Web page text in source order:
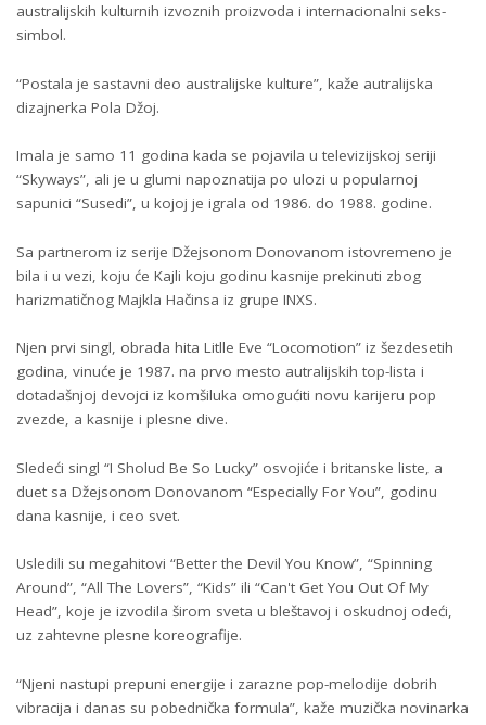
australijskih kulturnih izvoznih proizvoda i internacionalni seks-
simbol.
“Postala je sastavni deo australijske kulture”, kaže autralijska
dizajnerka Pola Džoj.
Imala je samo 11 godina kada se pojavila u televizijskoj seriji
“Skyways”, ali je u glumi napoznatija po ulozi u popularnoj
sapunici “Susedi”, u kojoj je igrala od 1986. do 1988. godine.
Sa partnerom iz serije Džejsonom Donovanom istovremeno je
bila i u vezi, koju će Kajli koju godinu kasnije prekinuti zbog
harizmatičnog Majkla Hačinsa iz grupe INXS.
Njen prvi singl, obrada hita Litlle Eve “Locomotion” iz šezdesetih
godina, vinuće je 1987. na prvo mesto autralijskih top-lista i
dotadašnjoj devojci iz komšiluka omogućiti novu karijeru pop
zvezde, a kasnije i plesne dive.
Sledeći singl “I Sholud Be So Lucky” osvojiće i britanske liste, a
duet sa Džejsonom Donovanom “Especially For You”, godinu
dana kasnije, i ceo svet.
Usledili su megahitovi “Better the Devil You Know”, “Spinning
Around”, “All The Lovers”, “Kids” ili “Can't Get You Out Of My
Head”, koje je izvodila širom sveta u bleštavoj i oskudnoj odeći,
uz zahtevne plesne koreografije.
“Njeni nastupi prepuni energije i zarazne pop-melodije dobrih
vibracija i danas su pobednička formula”, kaže muzička novinarka